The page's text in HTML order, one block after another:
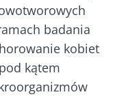
badania
kobiet
kątem
i raz w
aby być na
o